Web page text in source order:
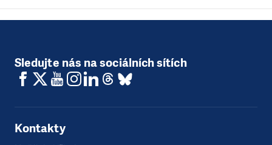
Sledujte nás na sociálních sítích
Kontakty